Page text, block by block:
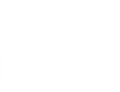
3.0 A HDMI® - CABLE